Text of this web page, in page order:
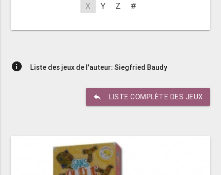
X
Y Z #
info Liste des jeux de l'auteur: Siegfried Baudy
reply LISTE COMPLÈTE DES JEUX